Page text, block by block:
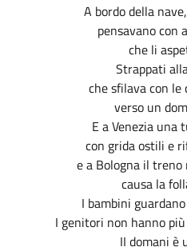
A bordo della
pensavano con
che li
Strappati
che sfilava con le
verso un
E a Venezia una
con grida ostili e
e a Bologna il
causa la
I bambini
I genitori non hanno
II domani è